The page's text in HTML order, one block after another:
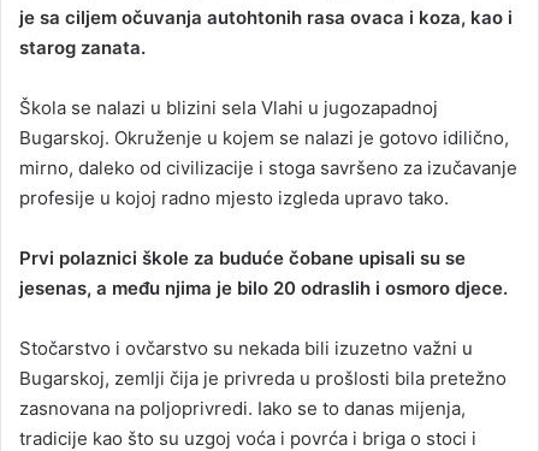
je sa ciljem očuvanja autohtonih rasa ovaca i koza, kao i
starog zanata.
Škola se nalazi u blizini sela Vlahi u jugozapadnoj
Bugarskoj. Okruženje u kojem se nalazi je gotovo idilično,
mirno, daleko od civilizacije i stoga savršeno za izučavanje
profesije u kojoj radno mjesto izgleda upravo tako.
Prvi polaznici škole za buduće čobane upisali su se
jesenas, a među njima je bilo 20 odraslih i osmoro djece.
Stočarstvo i ovčarstvo su nekada bili izuzetno važni u
Bugarskoj, zemlji čija je privreda u prošlosti bila pretežno
zasnovana na poljoprivredi. Iako se to danas mijenja,
tradicije kao što su uzgoj voća i povrća i briga o stoci i